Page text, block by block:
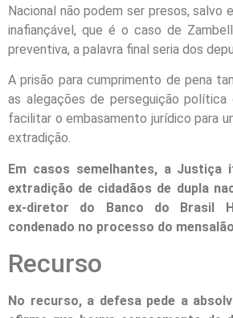
Nacional não podem ser presos, salvo
inafiançável, que é o caso de
preventiva, a palavra final seria dos
A prisão para cumprimento de pena
as alegações de perseguição
facilitar o embasamento jurídico para
extradição.
Em casos semelhantes, a Justiça
extradição de cidadãos de dupla
ex-diretor do Banco do Brasil
condenado no processo do
Recurso
No recurso, a defesa pede a